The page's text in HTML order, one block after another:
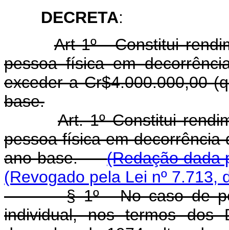
DECRETA:
Art 1º - Constitui
pessoa física em
exceder a Cr$4.000.000,00
base.
Art. 1º Constitui
pessoa física em decorrência
ano-base.(Redação dada
(Revogado pela Lei nº 7.713,
§ 1º - No caso de
individual, nos termos dos